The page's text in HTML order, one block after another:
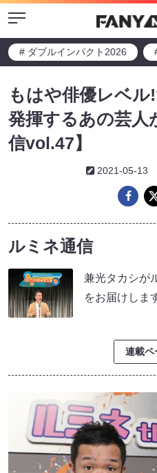
Menu
# ダブルインパクト2026
もはや俳優レベ
発揮するあの芸人
信vol.47】
2021-05-13
ルミネ通信
兼光タカシが
をお届けしま
連載ペ